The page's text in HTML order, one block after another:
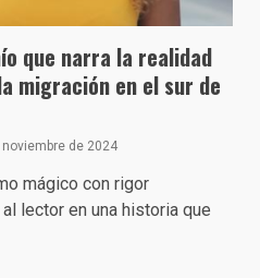
que narra la realidad
migración en el sur de
noviembre de 2024
mágico con rigor
lector en una historia que